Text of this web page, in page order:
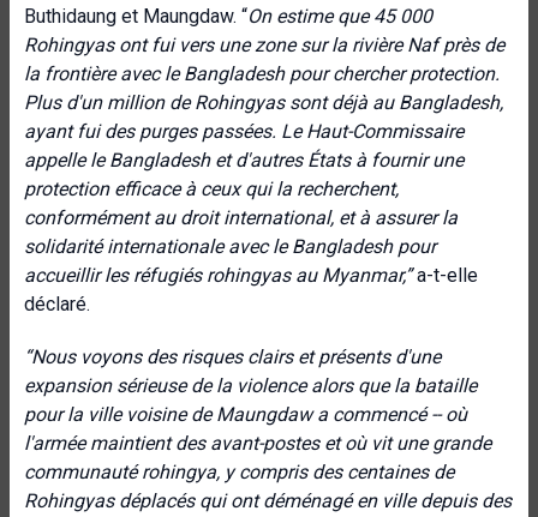
Buthidaung et Maungdaw. “On estime que 45 000
Rohingyas ont fui vers une zone sur la rivière Naf près de
la frontière avec le Bangladesh pour chercher protection.
Plus d'un million de Rohingyas sont déjà au Bangladesh,
ayant fui des purges passées. Le Haut-Commissaire
appelle le Bangladesh et d'autres États à fournir une
protection efficace à ceux qui la recherchent,
conformément au droit international, et à assurer la
solidarité internationale avec le Bangladesh pour
accueillir les réfugiés rohingyas au Myanmar,”a-t-elle
déclaré.
“Nous voyons des risques clairs et présents d'une
expansion sérieuse de la violence alors que la bataille
pour la ville voisine de Maungdaw a commencé -- où
l'armée maintient des avant-postes et où vit une grande
communauté rohingya, y compris des centaines de
Rohingyas déplacés qui ont déménagé en ville depuis des